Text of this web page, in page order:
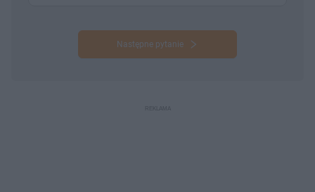
Następne pytanie